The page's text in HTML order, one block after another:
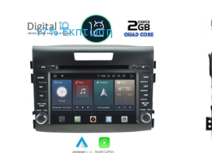
17% Έκπτωση